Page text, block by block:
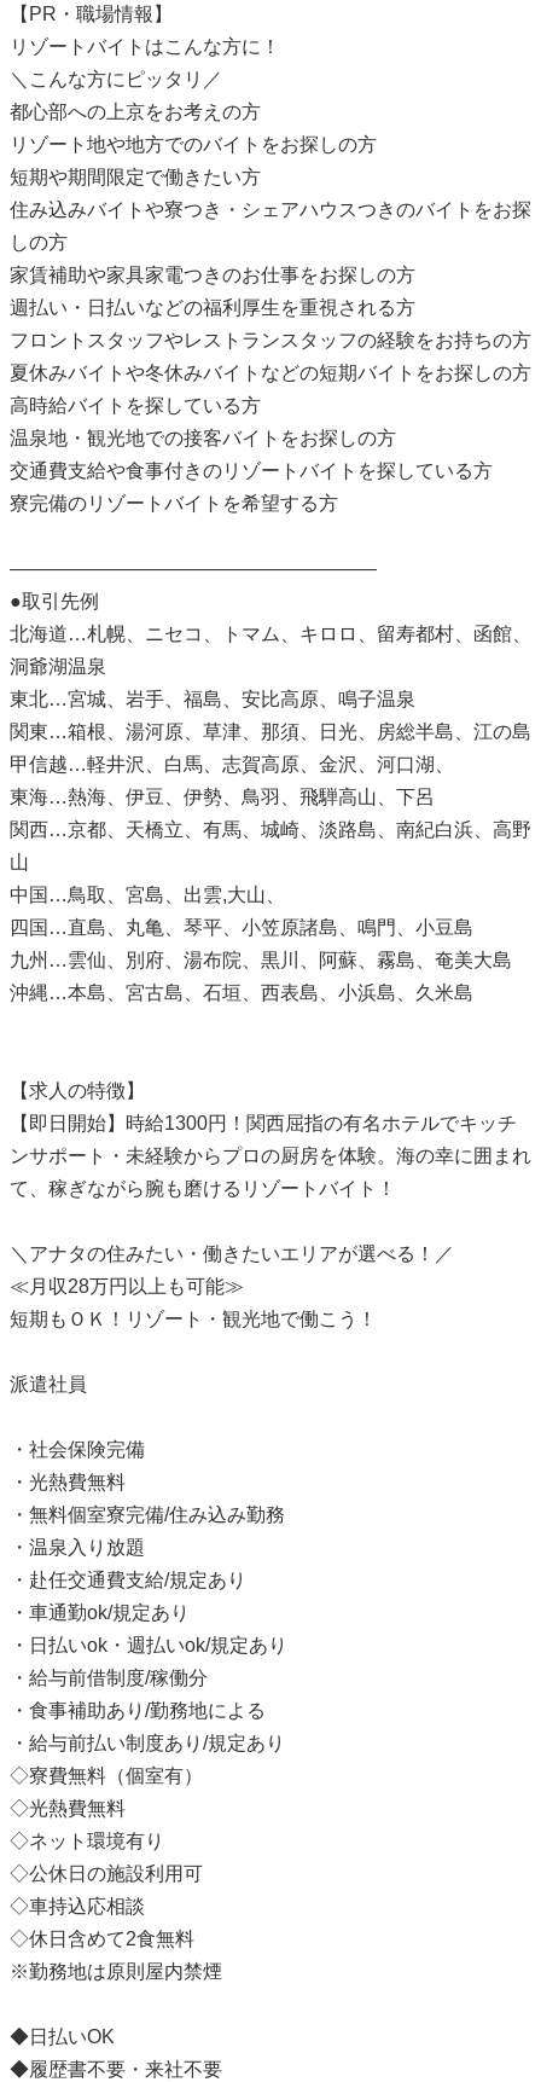
【PR・職場情報】
リゾートバイトはこんな方に！
＼こんな方にピッタリ／
都心部への上京をお考えの方
リゾート地や地方でのバイトをお探しの方
短期や期間限定で働きたい方
住み込みバイトや寮つき・シェアハウスつきのバイトをお探
しの方
家賃補助や家具家電つきのお仕事をお探しの方
週払い・日払いなどの福利厚生を重視される方
フロントスタッフやレストランスタッフの経験をお持ちの方
夏休みバイトや冬休みバイトなどの短期バイトをお探しの方
高時給バイトを探している方
温泉地・観光地での接客バイトをお探しの方
交通費支給や食事付きのリゾートバイトを探している方
寮完備のリゾートバイトを希望する方
———————————————————
●取引先例
北海道…札幌、ニセコ、トマム、キロロ、留寿都村、函館、
洞爺湖温泉
東北…宮城、岩手、福島、安比高原、鳴子温泉
関東…箱根、湯河原、草津、那須、日光、房総半島、江の島
甲信越…軽井沢、白馬、志賀高原、金沢、河口湖、
東海…熱海、伊豆、伊勢、鳥羽、飛騨高山、下呂
関西…京都、天橋立、有馬、城崎、淡路島、南紀白浜、高野
山
中国…鳥取、宮島、出雲,大山、
四国…直島、丸亀、琴平、小笠原諸島、鳴門、小豆島
九州…雲仙、別府、湯布院、黒川、阿蘇、霧島、奄美大島
沖縄…本島、宮古島、石垣、西表島、小浜島、久米島
【求人の特徴】
【即日開始】時給1300円！関西屈指の有名ホテルでキッチ
ンサポート・未経験からプロの厨房を体験。海の幸に囲まれ
て、稼ぎながら腕も磨けるリゾートバイト！
＼アナタの住みたい・働きたいエリアが選べる！／
≪月収28万円以上も可能≫
短期もＯＫ！リゾート・観光地で働こう！
派遣社員
・社会保険完備
・光熱費無料
・無料個室寮完備/住み込み勤務
・温泉入り放題
・赴任交通費支給/規定あり
・車通勤ok/規定あり
・日払いok・週払いok/規定あり
・給与前借制度/稼働分
・食事補助あり/勤務地による
・給与前払い制度あり/規定あり
◇寮費無料（個室有）
◇光熱費無料
◇ネット環境有り
◇公休日の施設利用可
◇車持込応相談
◇休日含めて2食無料
※勤務地は原則屋内禁煙
◆日払いOK
◆履歴書不要・来社不要